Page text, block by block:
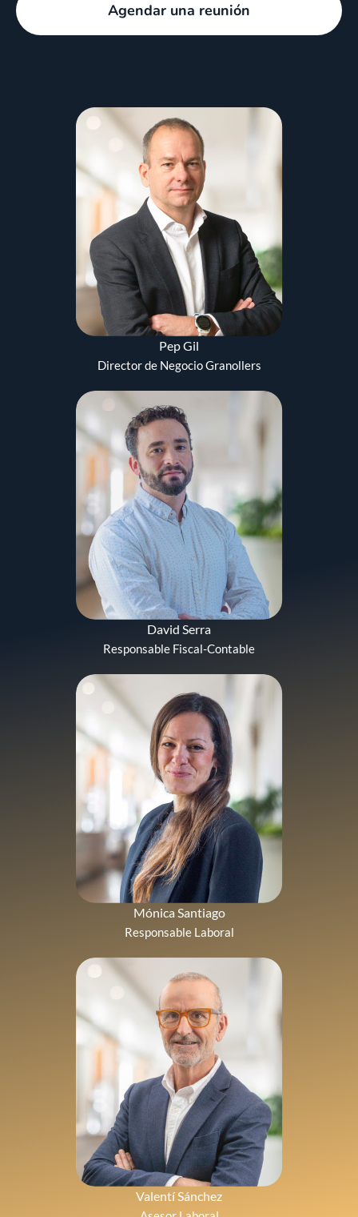
Agendar una reunión
Pep Gil
Director de Negocio Granollers
David Serra
Responsable Fiscal-Contable
Mónica Santiago
Responsable Laboral
Valentí Sánchez